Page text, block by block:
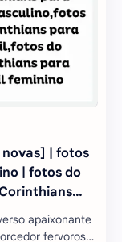
novas] | fotos
| fotos do
apaixonante
fervoroso